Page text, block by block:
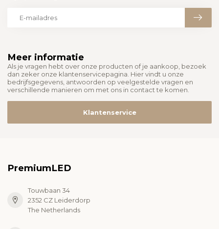
Meer informatie
Als je vragen hebt over onze producten of je aankoop, bezoek
dan zeker onze klantenservicepagina. Hier vindt u onze
bedrijfsgegevens, antwoorden op veelgestelde vragen en
verschillende manieren om met ons in contact te komen.
Klantenservice
PremiumLED
Touwbaan 34
2352 CZ Leiderdorp
The Netherlands